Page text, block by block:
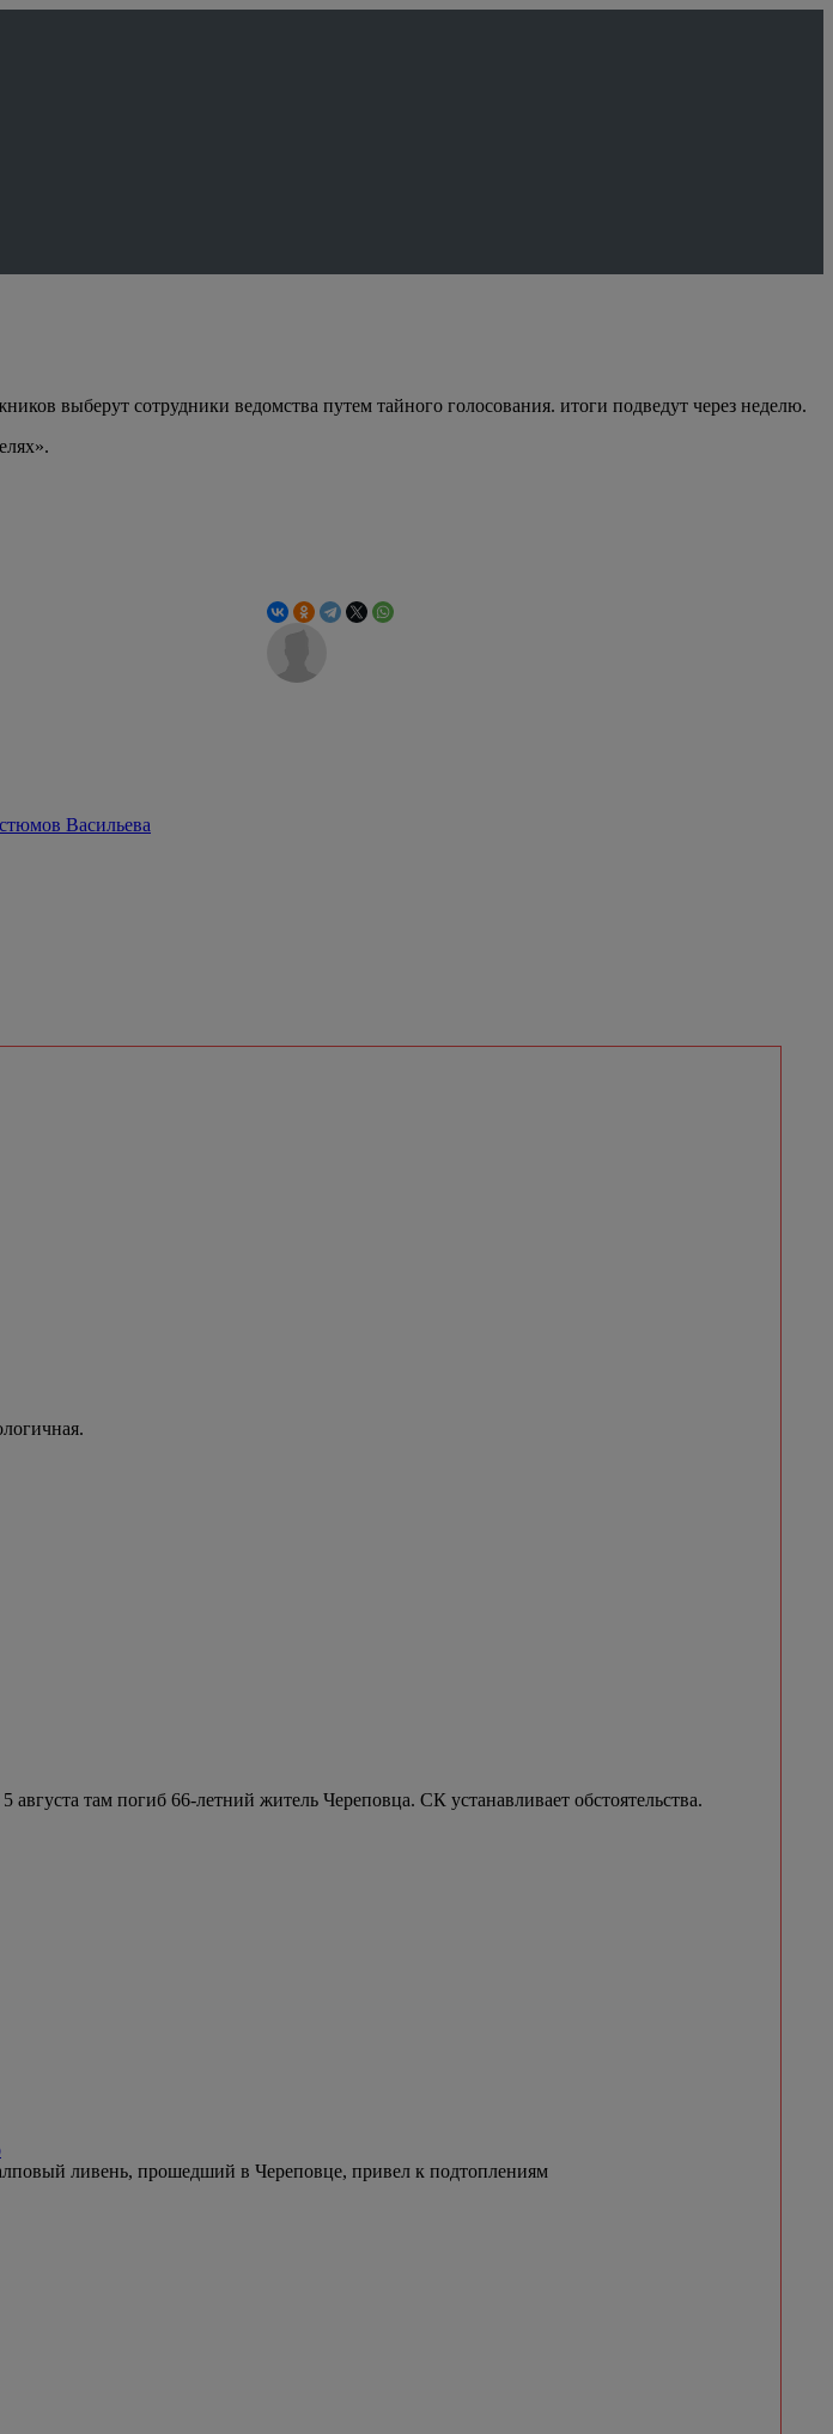
выберут сотрудники ведомства путем тайного голосования. итоги подведут через неделю.
Васильева
августа там погиб 66-летний житель Череповца. СК устанавливает обстоятельства.
ливень, прошедший в Череповце, привел к подтоплениям